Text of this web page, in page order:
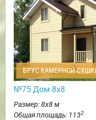
БРУС КАМЕРНОЙ
№75 Дом 8х8
Размер: 8х8 м
Общая площадь: 1132